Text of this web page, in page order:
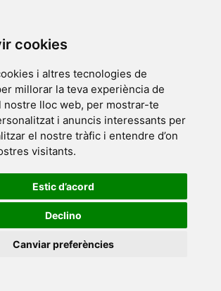
cookies
i altres tecnologies de
millorar la teva experiència de
nostre lloc web, per mostrar-te
i anuncis interessants per
el nostre tràfic i entendre d’on
visitants.
Estic d’acord
Declino
Canviar preferències